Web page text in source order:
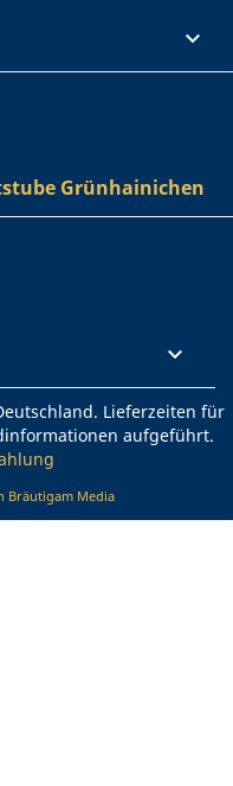

Grünhainichen

Lieferzeiten für
aufgeführt.
Bräutigam Media